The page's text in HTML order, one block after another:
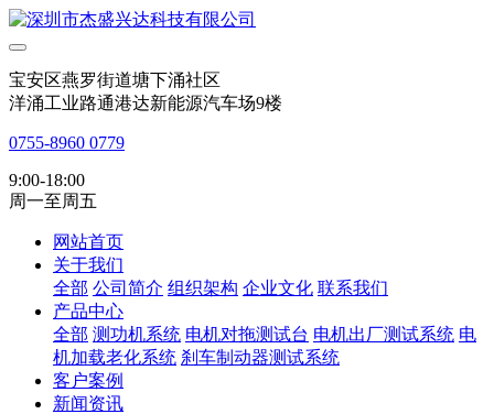
宝安区燕罗街道塘下涌社区
洋涌工业路通港达新能源汽车场9楼
0755-8960 0779
9:00-18:00
周一至周五
网站首页
关于我们
全部 公司简介 组织架构 企业文化 联系我们
产品中心
全部 测功机系统 电机对拖测试台 电机出厂测试系统 电
机加载老化系统 刹车制动器测试系统
客户案例
新闻资讯